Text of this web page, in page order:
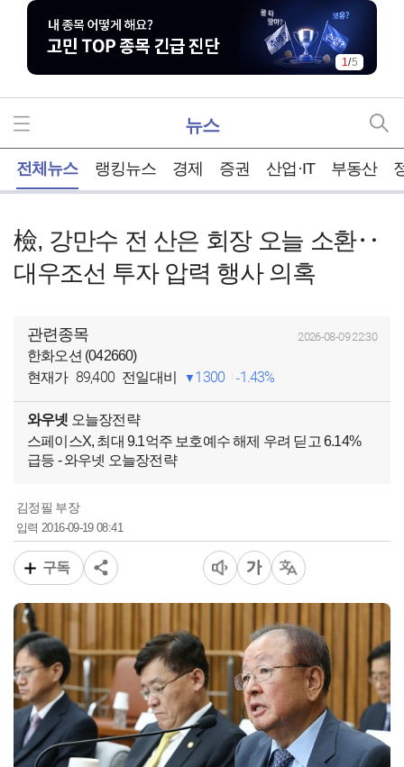
1/5
뉴스
전체뉴스 랭킹뉴스 경제 증권 산업·IT 부동산
檢, 강만수 전 산은 회장 오늘 소환‥
대우조선 투자 압력 행사 의혹
관련종목 2026-08-09 22:30
한화오션 (042660)
현재가 89,400 전일대비 1300 1.43%
와우넷 오늘장전략
스페이스X, 최대 9.1억주 보호예수 해제 우려 딛고 6.14%
급등 - 와우넷 오늘장전략
김정필 부장
입력2016-09-19 08:41
구독